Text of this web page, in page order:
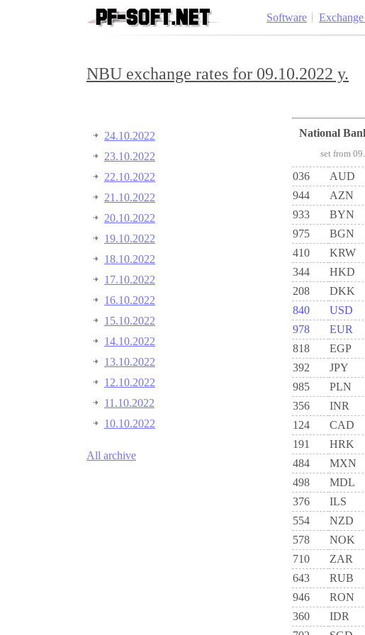
Software Exchange
NBU exchange rates for 09.10.2022 y.
24.10.2022
23.10.2022
22.10.2022
21.10.2022
20.10.2022
19.10.2022
18.10.2022
17.10.2022
16.10.2022
15.10.2022
14.10.2022
13.10.2022
12.10.2022
11.10.2022
10.10.2022
All archive
National
set from
036 AUD
944
AZN
933
BYN
975
BGN
410
KRW
344
HKD
208
DKK
840
USD
978
EUR
818
EGP
392
JPY
985
PLN
356
INR
124
CAD
191
HRK
484
MXN
498
MDL
376
ILS
554
NZD
578
NOK
710
ZAR
643
RUB
946
RON
360
IDR